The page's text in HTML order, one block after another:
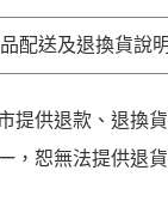
配送及退換貨說明
提供退款、退換
，恕無法提供退貨